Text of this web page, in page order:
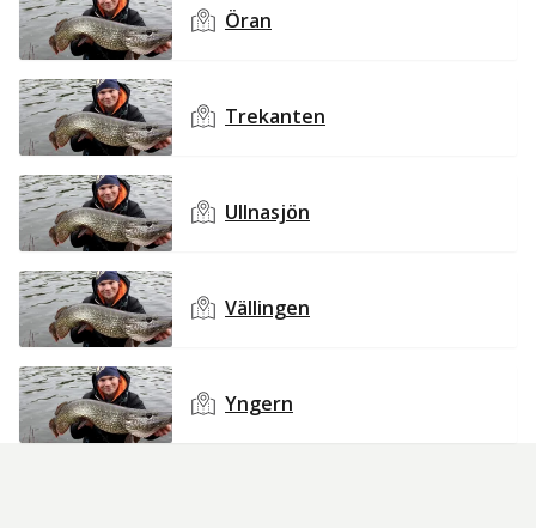
Öran
Trekanten
Ullnasjön
Vällingen
Yngern